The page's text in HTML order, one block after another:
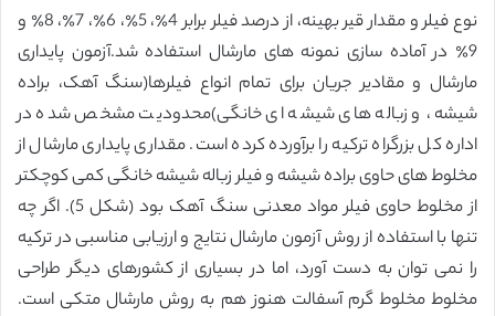
نوع فیلر و مقدار قیر بهینه، از درصد فیلر برابر 4٪، 5٪، 6٪، 7٪، 8٪ و
9٪ در آماده سازی نمونه های مارشال استفاده شد.آزمون پایداری
مارشال و مقادیر جریان برای تمام انواع فیلرها(سنگ آهک، براده
شیشه، و زباله های شیشه ای خانگی)محدودیت مشخص شده در
اداره کل بزرگراه ترکیه را برآورده کرده است. مقداری پایداری مارشال از
مخلوط های حاوی براده شیشه و فیلر زباله شیشه خانگی کمی کوچکتر
از مخلوط حاوی فیلر مواد معدنی سنگ آهک بود (شکل 5). اگر چه
تنها با استفاده از روش آزمون مارشال نتایج و ارزیابی مناسبی در ترکیه
را نمی توان به دست آورد، اما در بسیاری از کشورهای دیگر طراحی
مخلوط مخلوط گرم آسفالت هنوز هم به روش مارشال متکی است.